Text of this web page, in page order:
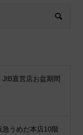
直営店お盆期間
うめだ本店10階